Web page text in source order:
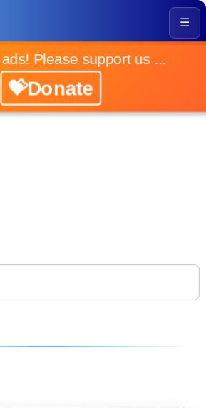
☰
Please support us ...
💝Donate